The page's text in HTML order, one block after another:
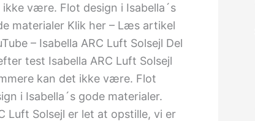
ikke være. Flot design i Isabella´s
materialer Klik her – Læs artikel
– Isabella ARC Luft Solsejl Del
test Isabella ARC Luft Solsejl
kan det ikke være. Flot
i Isabella´s gode materialer.
Luft Solsejl er let at opstille, vi er